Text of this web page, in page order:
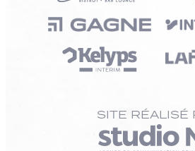
SITE RÉALISÉ